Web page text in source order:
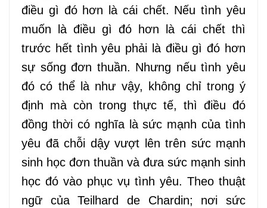
điều gì đó hơn là cái chết. Nếu tình yêu
muốn là điều gì đó hơn là cái chết thì
trước hết tình yêu phải là điều gì đó hơn
sự sống đơn thuần. Nhưng nếu tình yêu
đó có thể là như vậy, không chỉ trong ý
định mà còn trong thực tế, thì điều đó
đồng thời có nghĩa là sức mạnh của tình
yêu đã chỗi dậy vượt lên trên sức mạnh
sinh học đơn thuần và đưa sức mạnh sinh
học đó vào phục vụ tình yêu. Theo thuật
ngữ của Teilhard de Chardin; nơi sức